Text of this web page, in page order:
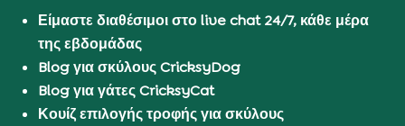
Είμαστε διαθέσιμοι στο live chat 24/7, κάθε μέρα
της εβδομάδας
Blog για σκύλους CricksyDog
Blog για γάτες CricksyCat
Κουίζ επιλογής τροφής για σκύλους